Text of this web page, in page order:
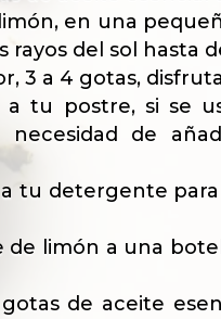
en una
del sol hasta
3 a 4 gotas,
tu postre, si se
de
tu detergente
limón a una
de aceite